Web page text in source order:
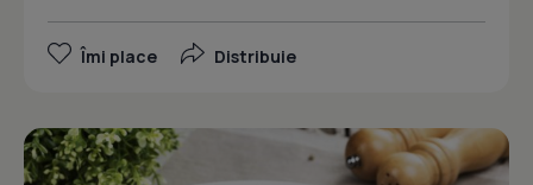
Îmi place Distribuie